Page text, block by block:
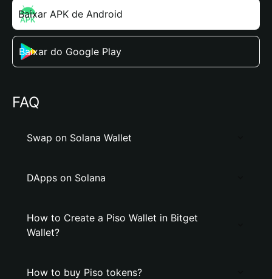
Baixar APK de Android
Baixar do Google Play
FAQ
Swap on Solana Wallet
DApps on Solana
How to Create a Piso Wallet in Bitget
Wallet?
How to buy Piso tokens?